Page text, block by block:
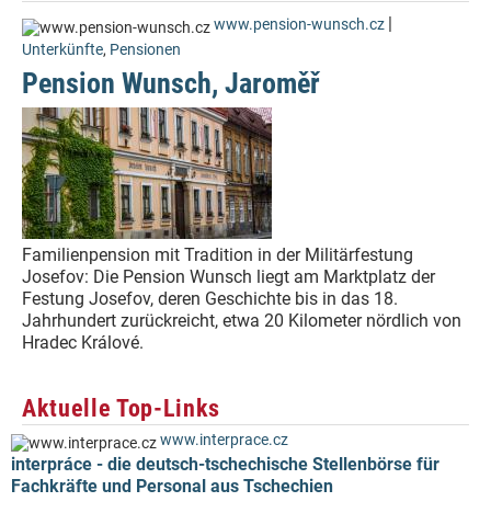
www.pension-wunsch.cz |
Unterkünfte, Pensionen
Pension Wunsch, Jaroměř
Familienpension mit Tradition in der Militärfestung
Josefov: Die Pension Wunsch liegt am Marktplatz der
Festung Josefov, deren Geschichte bis in das 18.
Jahrhundert zurückreicht, etwa 20 Kilometer nördlich von
Hradec Králové.
Aktuelle Top-Links
www.interprace.cz
interpráce - die deutsch-tschechische Stellenbörse für
Fachkräfte und Personal aus Tschechien